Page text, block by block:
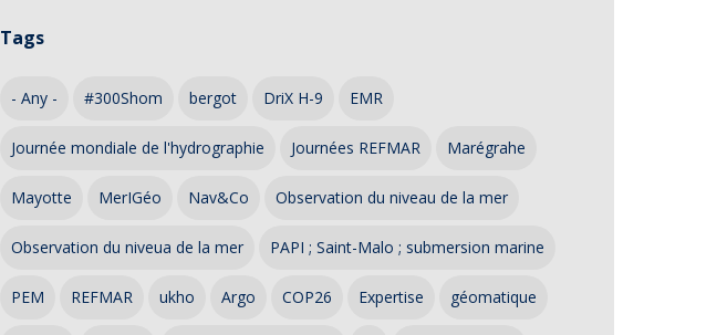
Tags
- Any - #300Shom bergot DriX H-9 EMR
Journée mondiale de l'hydrographie Journées REFMAR Marégrahe
Mayotte MerIGéo Nav&Co Observation du niveau de la mer
Observation du niveua de la mer PAPI ; Saint-Malo ; submersion marine
PEM REFMAR ukho Argo COP26 Expertise géomatique